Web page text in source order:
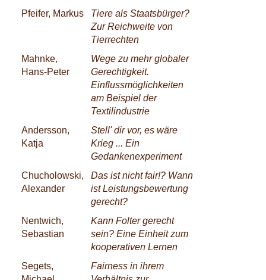
Pfeifer, Markus
Tiere als Staatsbürger?
Zur Reichweite von
Tierrechten
Mahnke,
Hans-Peter
Wege zu mehr globaler
Gerechtigkeit.
Einflussmöglichkeiten
am Beispiel der
Textilindustrie
Andersson,
Katja
Stell' dir vor, es wäre
Krieg ... Ein
Gedankenexperiment
Chucholowski,
Alexander
Das ist nicht fair!? Wann
ist Leistungsbewertung
gerecht?
Nentwich,
Sebastian
Kann Folter gerecht
sein? Eine Einheit zum
kooperativen Lernen
Segets,
Fairness in ihrem